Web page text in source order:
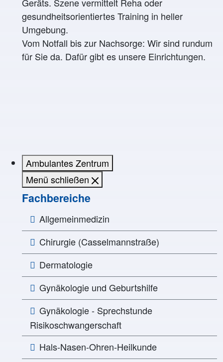
Vom Notfall bis zur Nachsorge: Wir sind rundum
für Sie da. Dafür gibt es unsere Einrichtungen.
Ambulantes Zentrum
Menü schließen
Fachbereiche
Allgemeinmedizin
Chirurgie (Casselmannstraße)
Dermatologie
Gynäkologie und Geburtshilfe
Gynäkologie - Sprechstunde
Risikoschwangerschaft
Hals-Nasen-Ohren-Heilkunde